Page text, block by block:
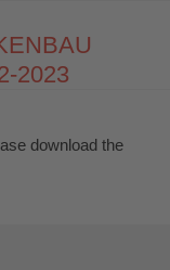
2023
download the